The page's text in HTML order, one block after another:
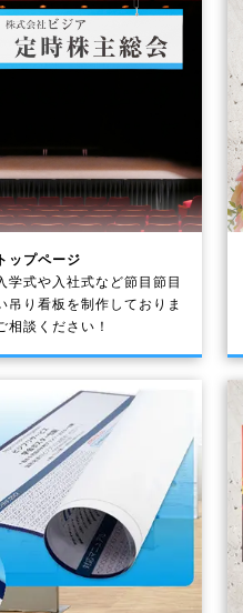
プページ
学式や入社式など節目節目
吊り看板を制作しておりま
相談ください！